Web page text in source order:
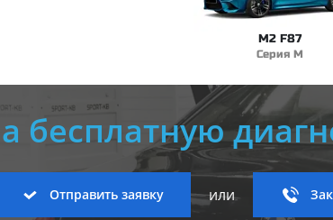
M2 F87
Серия M
бесплатную
Отправить заявку или